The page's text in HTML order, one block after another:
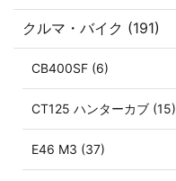
クルマ・バイク (191)
CB400SF (6)
CT125 ハンターカブ (15)
E46 M3 (37)